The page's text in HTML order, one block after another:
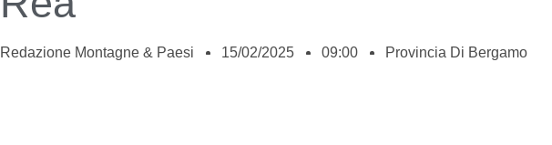
Redazione Montagne & Paesi 15/02/2025 09:00 Provincia Di Bergamo